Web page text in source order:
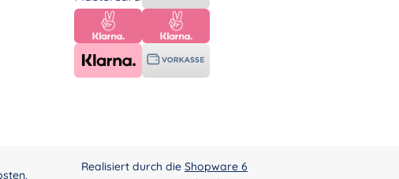
.
Realisiert durch die Shopware 6